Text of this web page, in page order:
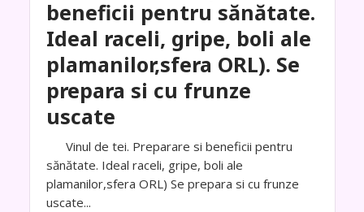
beneficii pentru sănătate.
Ideal raceli, gripe, boli ale
plamanilor,sfera ORL). Se
prepara si cu frunze
uscate
Vinul de tei. Preparare si beneficii pentru
sănătate. Ideal raceli, gripe, boli ale
plamanilor,sfera ORL) Se prepara si cu frunze
uscate...